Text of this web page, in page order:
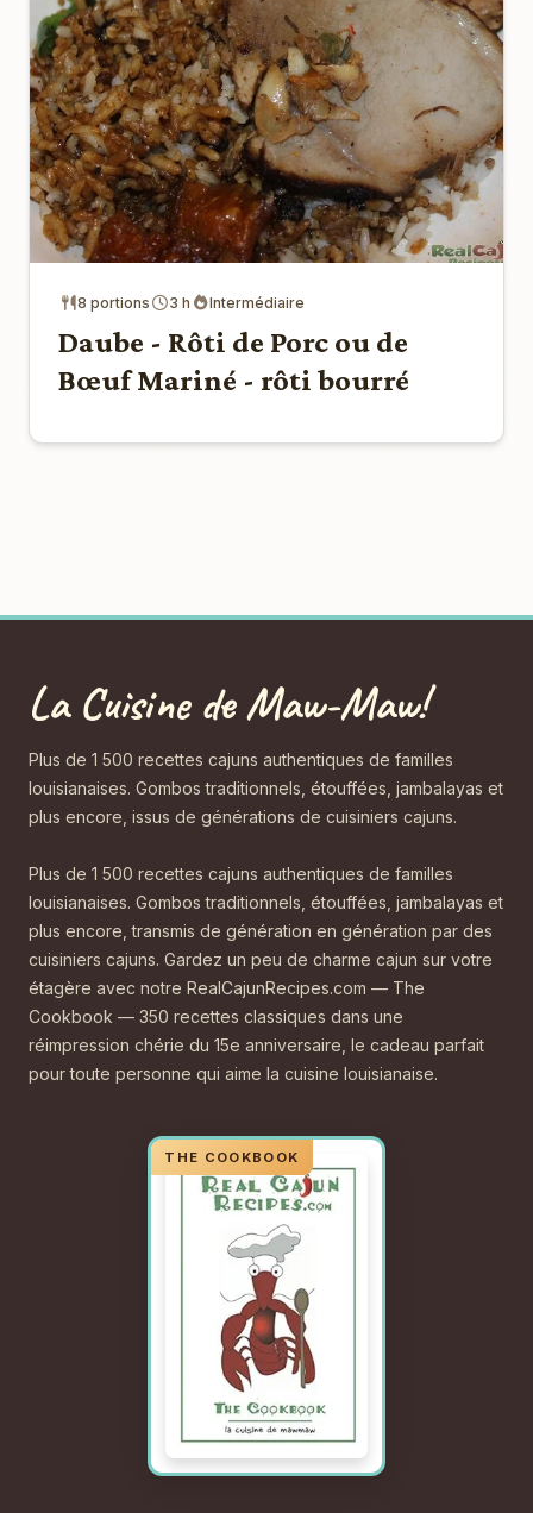
8 portions 3 h Intermédiaire
Daube - Rôti de Porc ou de
Bœuf Mariné - rôti bourré
La Cuisine de Maw-Maw!
Plus de 1 500 recettes cajuns authentiques de familles
louisianaises. Gombos traditionnels, étouffées, jambalayas et
plus encore, issus de générations de cuisiniers cajuns.
Plus de 1 500 recettes cajuns authentiques de familles
louisianaises. Gombos traditionnels, étouffées, jambalayas et
plus encore, transmis de génération en génération par des
cuisiniers cajuns. Gardez un peu de charme cajun sur votre
étagère avec notre RealCajunRecipes.com — The
Cookbook — 350 recettes classiques dans une
réimpression chérie du 15e anniversaire, le cadeau parfait
pour toute personne qui aime la cuisine louisianaise.